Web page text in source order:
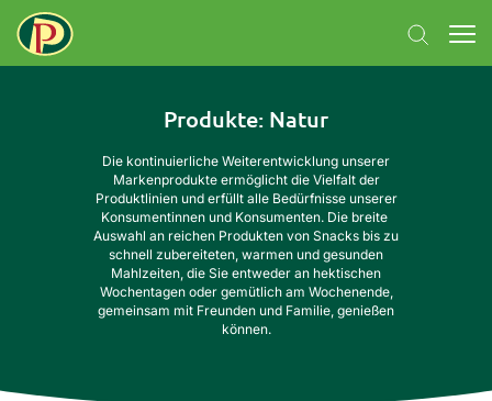
Produkte: Natur
Die kontinuierliche Weiterentwicklung unserer
Markenprodukte ermöglicht die Vielfalt der
Produktlinien und erfüllt alle Bedürfnisse unserer
Konsumentinnen und Konsumenten. Die breite
Auswahl an reichen Produkten von Snacks bis zu
schnell zubereiteten, warmen und gesunden
Mahlzeiten, die Sie entweder an hektischen
Wochentagen oder gemütlich am Wochenende,
gemeinsam mit Freunden und Familie, genießen
können.